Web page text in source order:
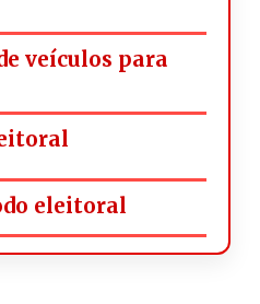
veículos para
eleitoral